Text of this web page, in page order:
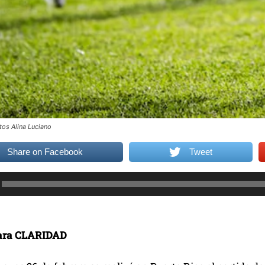
Alina Luciano
Share on Facebook Tweet
CLARIDAD